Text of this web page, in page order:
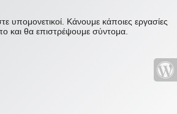
υπομονετικοί. Κάνουμε κάποιες εργασίες
και θα επιστρέψουμε σύντομα.